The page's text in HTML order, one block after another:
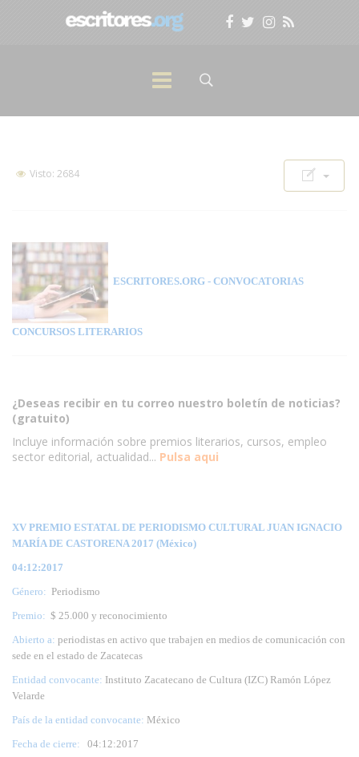
Visto: 2684
ESCRITORES.ORG - CONVOCATORIAS
CONCURSOS LITERARIOS
¿Deseas recibir en tu correo nuestro boletín de noticias?
(gratuito)
Incluye información sobre premios literarios, cursos, empleo
sector editorial, actualidad... Pulsa aqui
XV PREMIO ESTATAL DE PERIODISMO CULTURAL JUAN IGNACIO
MARÍA DE CASTORENA 2017 (México)
04:12:2017
Género: Periodismo
Premio: $ 25.000 y reconocimiento
Abierto a: periodistas en activo que trabajen en medios de comunicación con
sede en el estado de Zacatecas
Entidad convocante: Instituto Zacatecano de Cultura (IZC) Ramón López
Velarde
País de la entidad convocante: México
Fecha de cierre: 04:12:2017